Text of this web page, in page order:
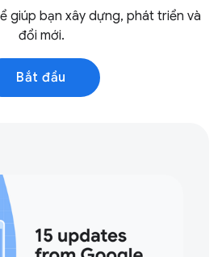
giúp bạn xây dựng, phát triển và
đổi mới.
Bắt đầu